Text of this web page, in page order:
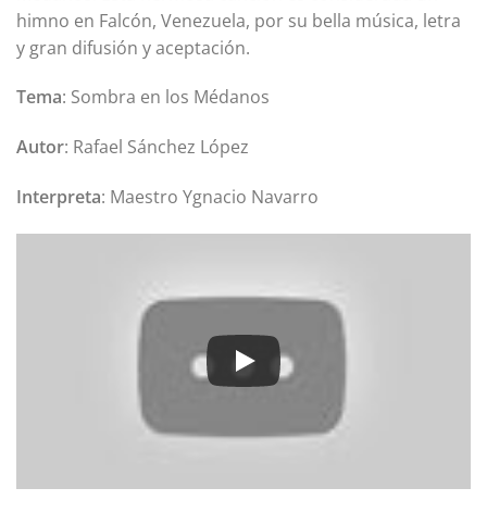
himno en Falcón, Venezuela, por su bella música, letra
y gran difusión y aceptación.
Tema: Sombra en los Médanos
Autor: Rafael Sánchez López
Interpreta: Maestro Ygnacio Navarro